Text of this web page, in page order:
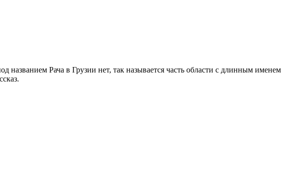
названием Рача в Грузии нет, так называется часть области с длинным именем